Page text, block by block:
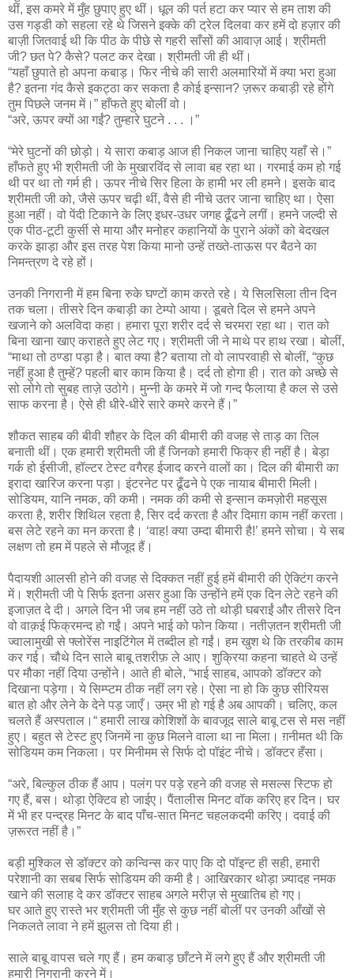
थीं, इस कमरे में मुँह छुपाए हुए थीं। धूल की पर्त हटा कर प्यार से हम ताश की
उस गड्डी को सहला रहे थे जिसने इक्के की ट्रेल दिलवा कर हमें दो हज़ार की
बाज़ी जितवाई थी कि पीठ के पीछे से गहरी साँसों की आवाज़ आई। श्रीमती
जी? छत पे? कैसे? पलट कर देखा। श्रीमती जी ही थीं।
“यहाँ छुपाते हो अपना कबाड़। फिर नीचे की सारी अलमारियों में क्या भरा हुआ
है? इतना गंद कैसे इकट्ठा कर सकता है कोई इन्सान? ज़रूर कबाड़ी रहे होंगे
तुम पिछले जनम में।” हाँफते हुए बोलीं वो।
“अरे, ऊपर क्यों आ गईं? तुम्हारे घुटने . . . ।”
“मेरे घुटनों की छोड़ो। ये सारा कबाड़ आज ही निकल जाना चाहिए यहाँ से।”
हाँफते हुए भी श्रीमती जी के मुखारविंद से लावा बह रहा था। गरमाई कम हो गई
थी पर था तो गर्म ही। ऊपर नीचे सिर हिला के हामी भर ली हमने। इसके बाद
श्रीमती जी को, जैसे ऊपर चढ़ी थीं, वैसे ही नीचे उतर जाना चाहिए था। ऐसा
हुआ नहीं। वो पेंदी टिकाने के लिए इधर-उधर जगह ढूँढने लगीं। हमने जल्दी से
एक पीठ-टूटी कुर्सी से माया और मनोहर कहानियों के पुराने अंकों को बेदखल
करके झाड़ा और इस तरह पेश किया मानो उन्हें तख्ते-ताऊस पर बैठने का
निमन्त्रण दे रहे हों।
उनकी निगरानी में हम बिना रुके घण्टों काम करते रहे। ये सिलसिला तीन दिन
तक चला। तीसरे दिन कबाड़ी का टेम्पो आया। डूबते दिल से हमने अपने
खजाने को अलविदा कहा। हमारा पूरा शरीर दर्द से चरमरा रहा था। रात को
बिना खाना खाए कराहते हुए लेट गए। श्रीमती जी ने माथे पर हाथ रखा। बोलीं,
“माथा तो ठण्डा पड़ा है। बात क्या है? बताया तो वो लापरवाही से बोलीं, “कुछ
नहीं हुआ है तुम्हें? पहली बार काम किया है। दर्द तो होगा ही। रात को अच्छे से
सो लोगे तो सुबह ताज़े उठोगे। मुन्नी के कमरे में जो गन्द फैलाया है कल से उसे
साफ करना है। ऐसे ही धीरे-धीरे सारे कमरे करने हैं।”
शौकत साहब की बीवी शौहर के दिल की बीमारी की वजह से ताड़ का तिल
बनाती थीं। एक हमारी श्रीमती जी हैं जिनको हमारी फिक्र ही नहीं है। बेड़ा
गर्क हो ईसीजी, हॉल्टर टेस्ट वगैरह ईजाद करने वालों का। दिल की बीमारी का
इरादा खारिज करना पड़ा। इंटरनेट पर ढूँढने पे एक नायाब बीमारी मिली।
सोडियम, यानि नमक, की कमी। नमक की कमी से इन्सान कमज़ोरी महसूस
करता है, शरीर शिथिल रहता है, सिर दर्द करता है और दिमाग़ काम नहीं करता।
बस लेटे रहने का मन करता है। ‘वाह! क्या उम्दा बीमारी है!’ हमने सोचा। ये सब
लक्षण तो हम में पहले से मौजूद हैं।
पैदायशी आलसी होने की वजह से दिक्कत नहीं हुई हमें बीमारी की ऐक्टिंग करने
में। श्रीमती जी पे सिर्फ इतना असर हुआ कि उन्होंने हमें एक दिन लेटे रहने की
इजाज़त दे दी। अगले दिन भी जब हम नहीं उठे तो थोड़ी घबराईं और तीसरे दिन
वो वाक़ई फिक्रमन्द हो गईं। अपने भाई को फोन किया। नतीज़तन श्रीमती जी
ज्वालामुखी से फ्लोरेंस नाइटिंगेल में तब्दील हो गईं। हम खुश थे कि तरकीब काम
कर गई। चौथे दिन साले बाबू तशरीफ़ ले आए। शुक्रिया कहना चाहते थे उन्हें
पर मौका नहीं दिया उन्होंने। आते ही बोले, “भाई साहब, आपको डॉक्टर को
दिखाना पड़ेगा। ये सिम्प्टम ठीक नहीं लग रहे। ऐसा ना हो कि कुछ सीरियस
बात हो और लेने के देने पड़ जाएँ। उम्र भी हो गई है अब आपकी। चलिए, कल
चलते हैं अस्पताल।“ हमारी लाख कोशिशों के बावजूद साले बाबू टस से मस नहीं
हुए। बहुत से टेस्ट हुए जिनमें ना कुछ मिलने वाला था ना मिला। ग़नीमत थी कि
सोडियम कम निकला। पर मिनीमम से सिर्फ दो पॉइंट नीचे। डॉक्टर हँसा।
“अरे, बिल्कुल ठीक हैं आप। पलंग पर पड़े रहने की वजह से मसल्स स्टिफ हो
गए हैं, बस। थोड़ा ऐक्टिव हो जाईए। पैंतालीस मिनट वॉक करिए हर दिन। घर
में भी हर पन्द्रह मिनट के बाद पाँच-सात मिनट चहलकदमी करिए। दवाई की
ज़रूरत नहीं है।”
बड़ी मुश्किल से डॉक्टर को कन्विन्स कर पाए कि दो पॉइन्ट ही सही, हमारी
परेशानी का सबब सिर्फ सोडियम की कमी है। आखिरकार थोड़ा ज़्यादह नमक
खाने की सलाह दे कर डॉक्टर साहब अगले मरीज़ से मुखातिब हो गए।
घर आते हुए रास्ते भर श्रीमती जी मुँह से कुछ नहीं बोलीं पर उनकी आँखों से
निकलते लावा ने हमें झुलस तो दिया ही।
साले बाबू वापस चले गए हैं। हम कबाड़ छाँटने में लगे हुए हैं और श्रीमती जी
हमारी निगरानी करने में।